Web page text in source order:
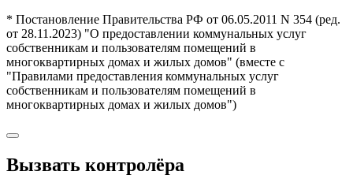
* Постановление Правительства РФ от 06.05.2011 N 354 (ред.
от 28.11.2023) "О предоставлении коммунальных услуг
собственникам и пользователям помещений в
многоквартирных домах и жилых домов" (вместе с
"Правилами предоставления коммунальных услуг
собственникам и пользователям помещений в
многоквартирных домах и жилых домов")
Вызвать контролёра